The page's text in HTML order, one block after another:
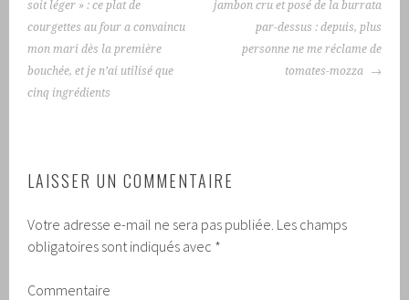
ARTICLES
soit léger » : ce plat de
courgettes au four a convaincu
mon mari dès la première
bouchée, et je n’ai utilisé que
cinq ingrédients
jambon cru et posé de la burrata
par-dessus : depuis, plus
personne ne me réclame de
tomates-mozza
LAISSER UN COMMENTAIRE
Votre adresse e-mail ne sera pas publiée. Les champs
obligatoires sont indiqués avec *
Commentaire